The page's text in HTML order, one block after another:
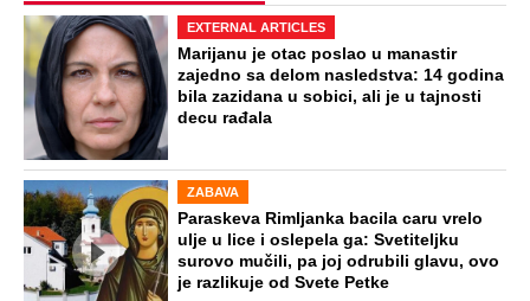
EXTERNAL ARTICLES
Marijanu je otac poslao u manastir
zajedno sa delom nasledstva: 14 godina
bila zazidana u sobici, ali je u tajnosti
decu rađala
ZABAVA
Paraskeva Rimljanka bacila caru vrelo
ulje u lice i oslepela ga: Svetiteljku
surovo mučili, pa joj odrubili glavu, ovo
je razlikuje od Svete Petke